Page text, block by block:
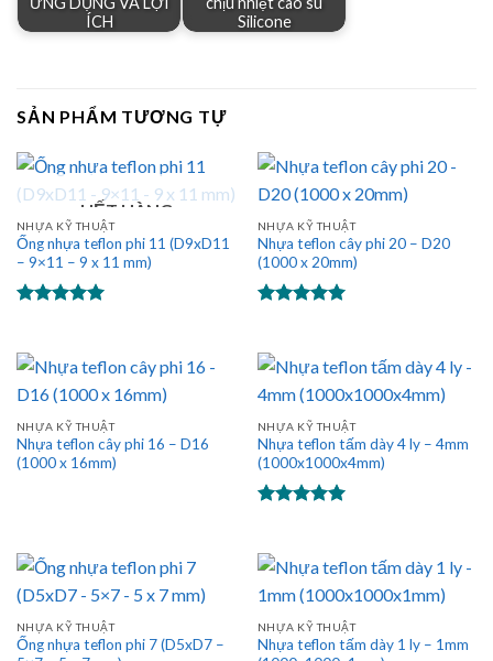
ÍCH
Silicone
SẢN PHẨM TƯƠNG TỰ
HẾT HÀNG
NHỰA KỸ THUẬT
Ống nhựa teflon phi 11 (D9xD11
– 9×11 – 9 x 11 mm)
5 sao
NHỰA KỸ THUẬT
Nhựa teflon cây phi 20 – D20
(1000 x 20mm)
5 sao
NHỰA KỸ THUẬT
Nhựa teflon cây phi 16 – D16
(1000 x 16mm)
NHỰA KỸ THUẬT
Nhựa teflon tấm dày 4 ly – 4mm
(1000x1000x4mm)
5 sao
NHỰA KỸ THUẬT
Ống nhựa teflon phi 7 (D5xD7 –
NHỰA KỸ THUẬT
Nhựa teflon tấm dày 1 ly – 1mm